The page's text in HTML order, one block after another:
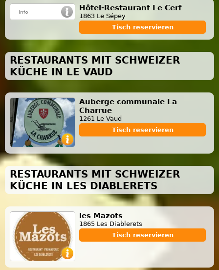
Hôtel-Restaurant Le Cerf
1863 Le Sépey
Tisch reservieren
RESTAURANTS MIT SCHWEIZER
KÜCHE IN LE VAUD
Auberge communale La
Charrue
1261 Le Vaud
Tisch reservieren
RESTAURANTS MIT SCHWEIZER
KÜCHE IN LES DIABLERETS
les Mazots
1865 Les Diablerets
Tisch reservieren